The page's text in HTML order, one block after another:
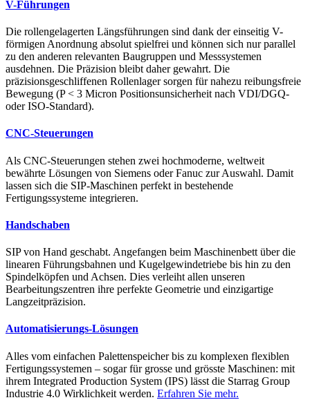
V-Führungen
Die rollengelagerten Längsführungen sind dank der einseitig V-
förmigen Anordnung absolut spielfrei und können sich nur parallel
zu den anderen relevanten Baugruppen und Messsystemen
ausdehnen. Die Präzision bleibt daher gewahrt. Die
präzisionsgeschliffenen Rollenlager sorgen für nahezu reibungsfreie
Bewegung (P < 3 Micron Positionsunsicherheit nach VDI/DGQ-
oder ISO-Standard).
CNC-Steuerungen
Als CNC-Steuerungen stehen zwei hochmoderne, weltweit
bewährte Lösungen von Siemens oder Fanuc zur Auswahl. Damit
lassen sich die SIP-Maschinen perfekt in bestehende
Fertigungssysteme integrieren.
Handschaben
SIP von Hand geschabt. Angefangen beim Maschinenbett über die
linearen Führungsbahnen und Kugelgewindetriebe bis hin zu den
Spindelköpfen und Achsen. Dies verleiht allen unseren
Bearbeitungszentren ihre perfekte Geometrie und einzigartige
Langzeitpräzision.
Automatisierungs-Lösungen
Alles vom einfachen Palettenspeicher bis zu komplexen flexiblen
Fertigungssystemen – sogar für grosse und grösste Maschinen: mit
ihrem Integrated Production System (IPS) lässt die Starrag Group
Industrie 4.0 Wirklichkeit werden. Erfahren Sie mehr.